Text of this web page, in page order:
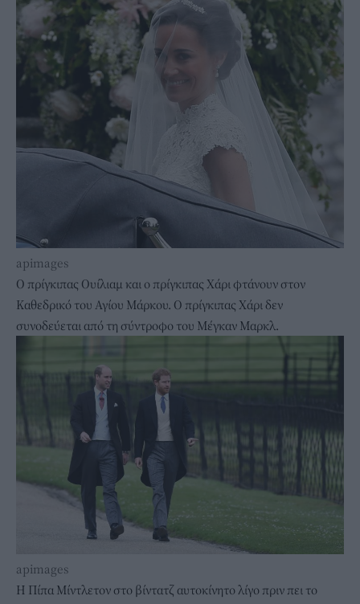
apimages
Ο πρίγκιπας Ουίλιαμ και ο πρίγκιπας Χάρι φτάνουν στον
Καθεδρικό του Αγίου Μάρκου. Ο πρίγκιπας Χάρι δεν
συνοδεύεται από τη σύντροφο του Μέγκαν Μαρκλ.
apimages
Η Πίπα Μίντλετον στο βίντατζ αυτοκίνητο λίγο πριν πει το